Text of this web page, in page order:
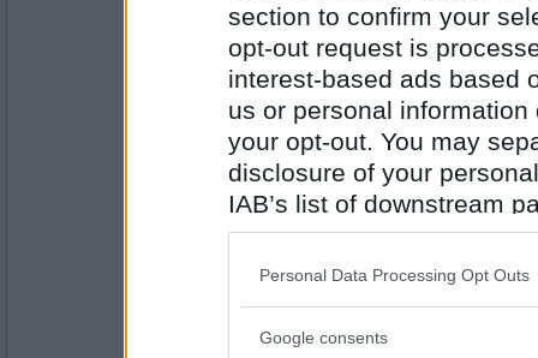
section to confirm your
opt-out request is
interest-based ads based
us or personal
your opt-out. You may
disclosure of your
IAB’s list of downstream
also be disclosed by us
Downstream Participants
Please note that this
Personal Data Processing Opt Outs
Google consents
RandigaRutan
Antal inlägg:
2873
Väljare
travmys